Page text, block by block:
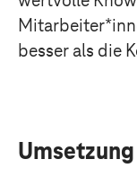
besser als die
Umsetzung